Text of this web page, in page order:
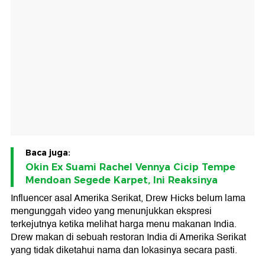
Baca juga:
Okin Ex Suami Rachel Vennya Cicip Tempe
Mendoan Segede Karpet, Ini Reaksinya
Influencer asal Amerika Serikat, Drew Hicks belum lama
mengunggah video yang menunjukkan ekspresi
terkejutnya ketika melihat harga menu makanan India.
Drew makan di sebuah restoran India di Amerika Serikat
yang tidak diketahui nama dan lokasinya secara pasti.